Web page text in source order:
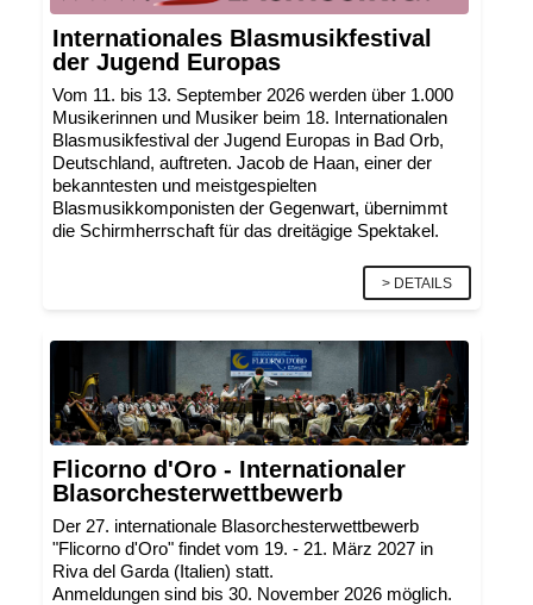
Internationales Blasmusikfestival
der Jugend Europas
Vom 11. bis 13. September 2026 werden über 1.000
Musikerinnen und Musiker beim 18. Internationalen
Blasmusikfestival der Jugend Europas in Bad Orb,
Deutschland, auftreten. Jacob de Haan, einer der
bekanntesten und meistgespielten
Blasmusikkomponisten der Gegenwart, übernimmt
die Schirmherrschaft für das dreitägige Spektakel.
> DETAILS
Flicorno d'Oro - Internationaler
Blasorchesterwettbewerb
Der 27. internationale Blasorchesterwettbewerb
"Flicorno d'Oro" findet vom 19. - 21. März 2027 in
Riva del Garda (Italien) statt.
Anmeldungen sind bis 30. November 2026 möglich.